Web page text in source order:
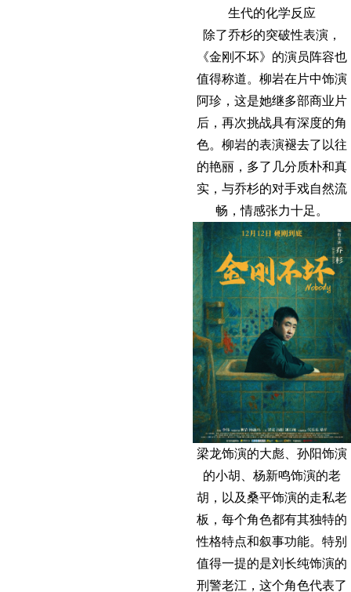
生代的化学反应
除了乔杉的突破性表演，
《金刚不坏》的演员阵容也
值得称道。柳岩在片中饰演
阿珍，这是她继多部商业片
后，再次挑战具有深度的角
色。柳岩的表演褪去了以往
的艳丽，多了几分质朴和真
实，与乔杉的对手戏自然流
畅，情感张力十足。
梁龙饰演的大彪、孙阳饰演
的小胡、杨新鸣饰演的老
胡，以及桑平饰演的走私老
板，每个角色都有其独特的
性格特点和叙事功能。特别
值得一提的是刘长纯饰演的
刑警老江，这个角色代表了